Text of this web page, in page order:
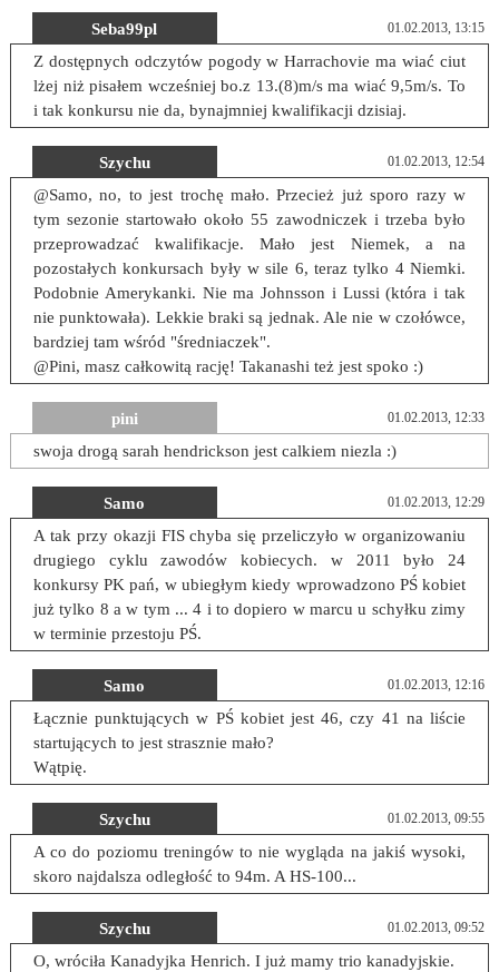
Seba99pl 01.02.2013, 13:15
Z dostępnych odczytów pogody w Harrachovie ma wiać ciut
lżej niż pisałem wcześniej bo.z 13.(8)m/s ma wiać 9,5m/s. To
i tak konkursu nie da, bynajmniej kwalifikacji dzisiaj.
Szychu 01.02.2013, 12:54
@Samo, no, to jest trochę mało. Przecież już sporo razy w
tym sezonie startowało około 55 zawodniczek i trzeba było
przeprowadzać kwalifikacje. Mało jest Niemek, a na
pozostałych konkursach były w sile 6, teraz tylko 4 Niemki.
Podobnie Amerykanki. Nie ma Johnsson i Lussi (która i tak
nie punktowała). Lekkie braki są jednak. Ale nie w czołówce,
bardziej tam wśród "średniaczek".
@Pini, masz całkowitą rację! Takanashi też jest spoko :)
pini 01.02.2013, 12:33
swoja drogą sarah hendrickson jest calkiem niezla :)
Samo 01.02.2013, 12:29
A tak przy okazji FIS chyba się przeliczyło w organizowaniu
drugiego cyklu zawodów kobiecych. w 2011 było 24
konkursy PK pań, w ubiegłym kiedy wprowadzono PŚ kobiet
już tylko 8 a w tym ... 4 i to dopiero w marcu u schyłku zimy
w terminie przestoju PŚ.
Samo 01.02.2013, 12:16
Łącznie punktujących w PŚ kobiet jest 46, czy 41 na liście
startujących to jest strasznie mało?
Wątpię.
Szychu 01.02.2013, 09:55
A co do poziomu treningów to nie wygląda na jakiś wysoki,
skoro najdalsza odległość to 94m. A HS-100...
Szychu 01.02.2013, 09:52
O, wróciła Kanadyjka Henrich. I już mamy trio kanadyjskie.